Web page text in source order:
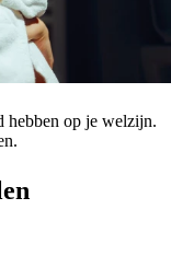
hebben op je welzijn.